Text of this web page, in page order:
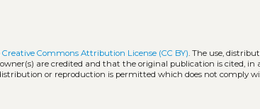
Creative Commons Attribution License (CC BY). The use,
are credited and that the original publication is cited, in
or reproduction is permitted which does not comply